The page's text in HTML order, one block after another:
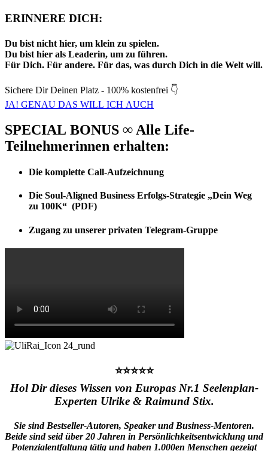
ERINNERE DICH:
Du bist nicht hier, um klein zu spielen.
Du bist hier als Leaderin, um zu führen.
Für Dich. Für andere. Für das, was durch Dich in die Welt will.
Sichere Dir Deinen Platz - 100% kostenfrei 👇
JA! GENAU DAS WILL ICH AUCH
SPECIAL BONUS ∞ Alle Life-
Teilnehmerinnen erhalten:
Die komplette Call-Aufzeichnung
Die Soul-Aligned Business Erfolgs-Strategie „Dein Weg
zu 100K“ (PDF)
Zugang zu unserer privaten Telegram-Gruppe
⭐⭐⭐⭐⭐
Hol Dir dieses Wissen von Europas Nr.1 Seelenplan-
Experten Ulrike & Raimund Stix.
Sie sind Bestseller-Autoren, Speaker und Business-Mentoren.
Beide sind seid über 20 Jahren in Persönlichkeitsentwicklung und
Potenzialentfaltung tätig und haben 1.000en Menschen gezeigt